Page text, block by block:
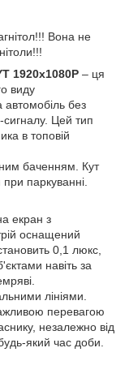
Вона не
1920x1080P – ця
виду
без
сигналу. Цей тип
в топовій
баченням. Кут
паркуванні.
екран з
оснащений
0,1 люкс,
навіть за
лініями.
перевагою
незалежно від
який час доби.